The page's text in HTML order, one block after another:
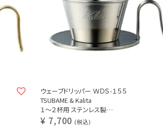
ウェーブドリッパー ＷＤＳ-１５５
TSUBAME & Kalita
１～２杯用 ステンレス製
味ぶれの少ないコーヒードリッパー カリタ
¥ 7,700 税込